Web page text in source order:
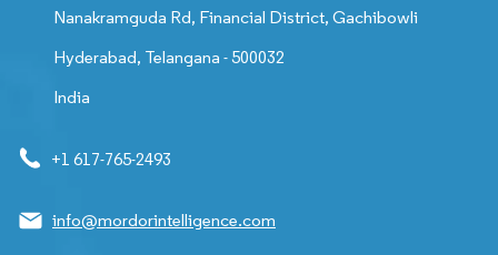
Nanakramguda Rd, Financial District, Gachibowli
Hyderabad, Telangana - 500032
India
+1 617-765-2493
info@mordorintelligence.com